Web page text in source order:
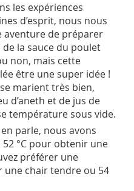
les expériences
d’esprit, nous nous
aventure de préparer
de la sauce du poulet
non, mais cette
être une super idée !
marient très bien,
d’aneth et de jus de
température sous vide.
parle, nous avons
°C pour obtenir une
préférer une
une chair tendre ou 54